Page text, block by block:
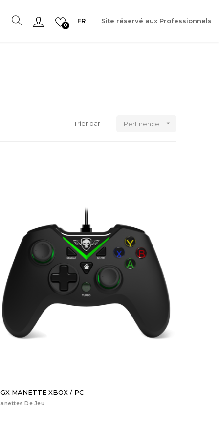
0
FR Site réservé aux Professionnels
Trier par: Pertinence 
MANETTE XBOX / PC
De Jeu